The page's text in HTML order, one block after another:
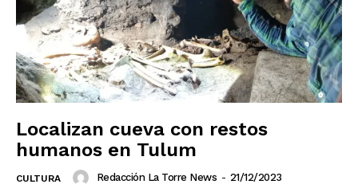
Localizan cueva con restos
humanos en Tulum
CULTURA Redacción La Torre News - 21/12/2023